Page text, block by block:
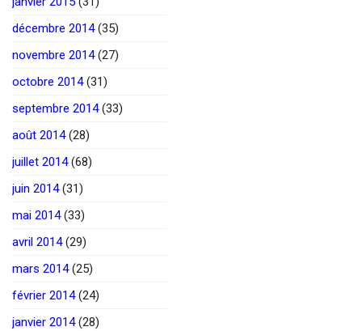
décembre 2014(35)
novembre 2014(27)
octobre 2014(31)
septembre 2014(33)
août 2014(28)
juillet 2014(68)
juin 2014(31)
mai 2014(33)
avril 2014(29)
mars 2014(25)
février 2014(24)
janvier 2014(28)